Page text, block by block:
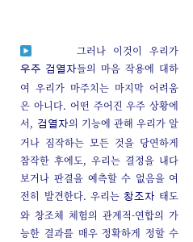
그러나 이것이 우리가
우주 검열자들의 마음 작용에 대하
여 우리가 마주치는 마지막 어려움
은 아니다. 어떤 주어진 우주 상황에
서, 검열자의 기능에 관해 우리가 알
거나 짐작하는 모든 것을 당연하게
참작한 후에도, 우리는 결정을 내다
보거나 판결을 예측할 수 없음을 여
전히 발견한다. 우리는창조자 태도
와 창조체 체험의 관계적-연합의 가
능한 결과를 매우 정확하게 정할 수